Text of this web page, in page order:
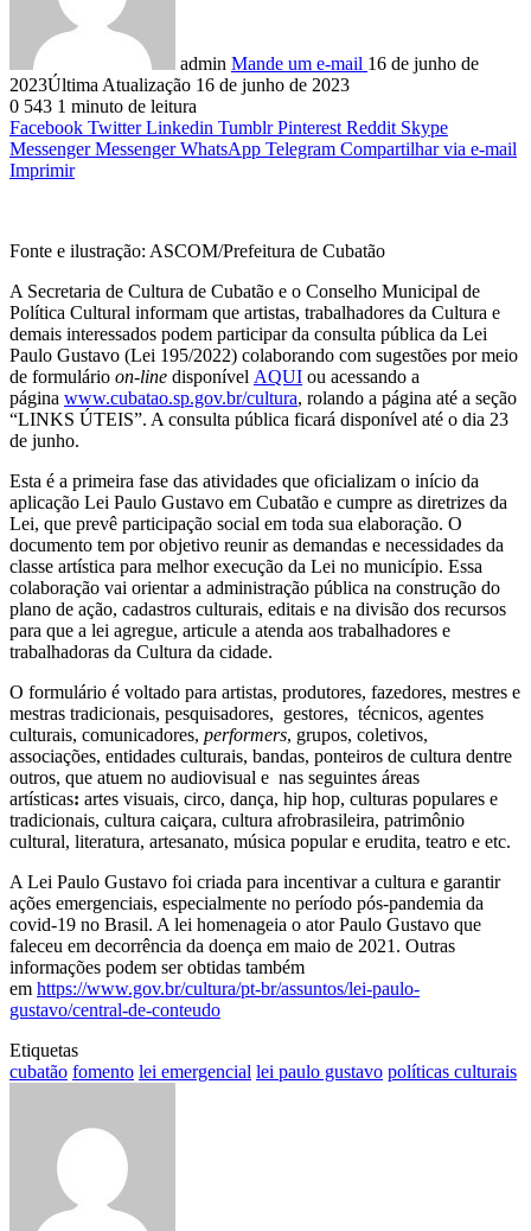
admin Mande um e-mail 16 de junho de
2023Última Atualização 16 de junho de 2023
0 543 1 minuto de leitura
Facebook Twitter Linkedin Tumblr Pinterest Reddit Skype
Messenger Messenger WhatsApp Telegram Compartilhar via e-mail
Imprimir
Fonte e ilustração: ASCOM/Prefeitura de Cubatão
A Secretaria de Cultura de Cubatão e o Conselho Municipal de
Política Cultural informam que artistas, trabalhadores da Cultura e
demais interessados podem participar da consulta pública da Lei
Paulo Gustavo (Lei 195/2022) colaborando com sugestões por meio
de formulário on-line disponível AQUI ou acessando a
página www.cubatao.sp.gov.br/cultura, rolando a página até a seção
“LINKS ÚTEIS”. A consulta pública ficará disponível até o dia 23
de junho.
Esta é a primeira fase das atividades que oficializam o início da
aplicação Lei Paulo Gustavo em Cubatão e cumpre as diretrizes da
Lei, que prevê participação social em toda sua elaboração. O
documento tem por objetivo reunir as demandas e necessidades da
classe artística para melhor execução da Lei no município. Essa
colaboração vai orientar a administração pública na construção do
plano de ação, cadastros culturais, editais e na divisão dos recursos
para que a lei agregue, articule a atenda aos trabalhadores e
trabalhadoras da Cultura da cidade.
O formulário é voltado para artistas, produtores, fazedores, mestres e
mestras tradicionais, pesquisadores, gestores, técnicos, agentes
culturais, comunicadores, performers, grupos, coletivos,
associações, entidades culturais, bandas, ponteiros de cultura dentre
outros, que atuem no audiovisual e nas seguintes áreas
artísticas: artes visuais, circo, dança, hip hop, culturas populares e
tradicionais, cultura caiçara, cultura afrobrasileira, patrimônio
cultural, literatura, artesanato, música popular e erudita, teatro e etc.
A Lei Paulo Gustavo foi criada para incentivar a cultura e garantir
ações emergenciais, especialmente no período pós-pandemia da
covid-19 no Brasil. A lei homenageia o ator Paulo Gustavo que
faleceu em decorrência da doença em maio de 2021. Outras
informações podem ser obtidas também
em https://www.gov.br/cultura/pt-br/assuntos/lei-paulo-
gustavo/central-de-conteudo
Etiquetas
cubatão fomento lei emergencial lei paulo gustavo políticas culturais